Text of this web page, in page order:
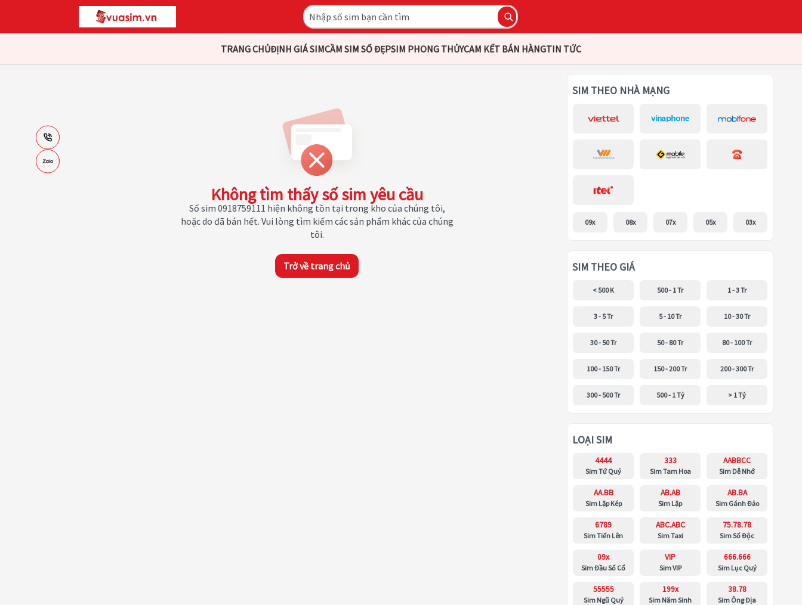
TRANG CHỦĐỊNH GIÁ SIMCẦM SIM SỐ ĐẸPSIM PHONG THỦYCAM KẾT BÁN HÀNGTIN TỨC
Không tìm thấy số sim yêu cầu
Số sim 0918759111 hiện không tồn tại trong kho của chúng tôi,
hoặc do đã bán hết. Vui lòng tìm kiếm các sản phẩm khác của chúng
tôi.
Trở về trang chủ
SIM THEO NHÀ MẠNG
09x 08x 07x 05x 03x
SIM THEO GIÁ
< 500 K 500 - 1 Tr 1 - 3 Tr
3 - 5 Tr 5 - 10 Tr 10 - 30 Tr
30 - 50 Tr 50 - 80 Tr 80 - 100 Tr
100 - 150 Tr 150 - 200 Tr 200 - 300 Tr
300 - 500 Tr 500 - 1 Tỷ > 1 Tỷ
LOẠI SIM
4444
Sim Tứ Quý
333
Sim Tam Hoa
AABBCC
Sim Dễ Nhớ
AA.BB
Sim Lặp Kép
AB.AB
Sim Lặp
AB.BA
Sim Gánh Đảo
6789
Sim Tiến Lên
ABC.ABC
Sim Taxi
75.78.78
Sim Số Độc
09x
Sim Đầu Số Cổ
VIP
Sim VIP
666.666
Sim Lục Quý
55555
Sim Ngũ Quý
199x
Sim Năm Sinh
38.78
Sim Ông Địa